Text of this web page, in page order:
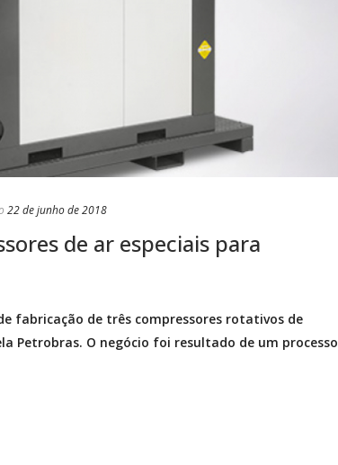
22 de junho de 2018
de ar especiais para
fabricação de três compressores rotativos de
Petrobras. O negócio foi resultado de um processo